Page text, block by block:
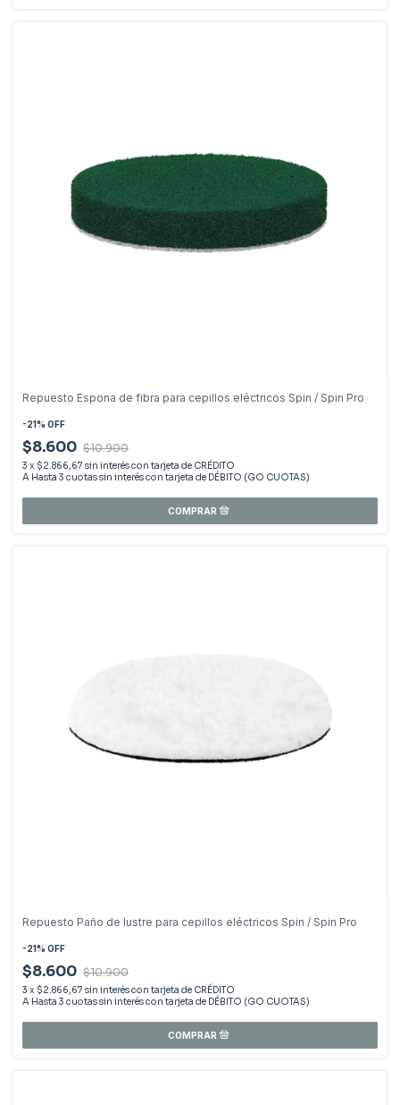
Repuesto Espona de fibra para cepillos eléctricos Spin / Spin Pro
-21% OFF
$8.600 $10.900
3 x $2.866,67 sin interés
Repuesto Paño de lustre para cepillos eléctricos Spin / Spin Pro
-21% OFF
$8.600 $10.900
3 x $2.866,67 sin interés